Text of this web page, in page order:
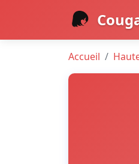
Accueil